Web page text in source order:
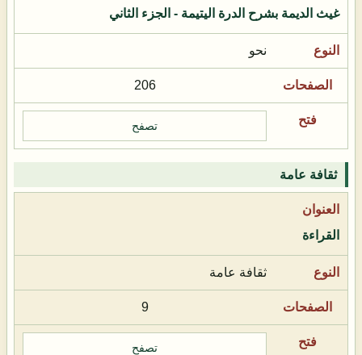
غيث الديمة بشرح الدرة اليتيمة - الجزء الثاني
نحو
206
تصفح
ثقافة عامة
القراءة
ثقافة عامة
9
تصفح